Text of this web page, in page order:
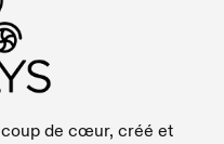
coup de cœur, créé et